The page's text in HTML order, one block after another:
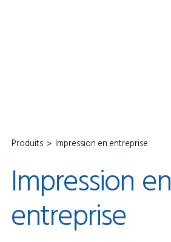
Produits Impression en entreprise
Impression en
entreprise